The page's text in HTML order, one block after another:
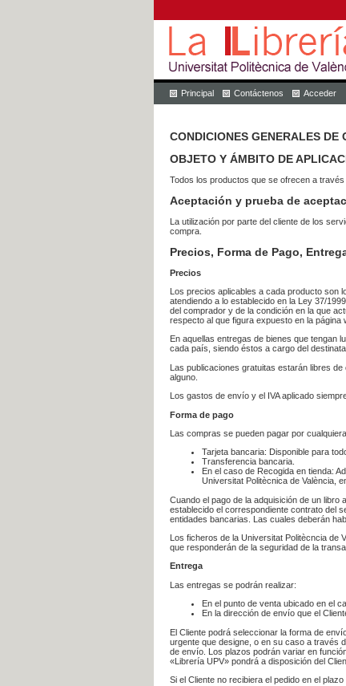
Principal Contáctenos Acceder
CONDICIONES GENERALES DE
OBJETO Y ÁMBITO DE
Todos los productos que se ofrecen a
Aceptación y prueba de
La utilización por parte del cliente de los
compra.
Precios, Forma de Pago,
Precios
Los precios aplicables a cada producto son
atendiendo a lo establecido en la Ley 37/
del comprador y de la condición en la que
respecto al que figura expuesto en la página
En aquellas entregas de bienes que tengan
cada país, siendo éstos a cargo del
Las publicaciones gratuitas estarán libres
alguno.
Los gastos de envío y el IVA aplicado
Forma de pago
Las compras se pueden pagar por
Tarjeta bancaria: Disponible para
Transferencia bancaria.
En el caso de Recogida en tienda:
Universitat Politècnica de València,
Cuando el pago de la adquisición de un
establecido el correspondiente contrato del
entidades bancarias. Las cuales deberán
Los ficheros de la Universitat Politècncia de
que responderán de la seguridad de la
Entrega
Las entregas se podrán realizar:
En el punto de venta ubicado en el
En la dirección de envío que el
El Cliente podrá seleccionar la forma de
urgente que designe, o en su caso a través
de envío. Los plazos podrán variar en
«Librería UPV» pondrá a disposición del
Si el Cliente no recibiera el pedido en el